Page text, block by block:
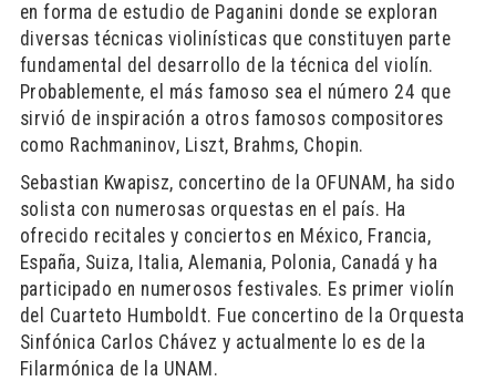
en forma de estudio de Paganini donde se exploran
diversas técnicas violinísticas que constituyen parte
fundamental del desarrollo de la técnica del violín.
Probablemente, el más famoso sea el número 24 que
sirvió de inspiración a otros famosos compositores
como Rachmaninov, Liszt, Brahms, Chopin.
Sebastian Kwapisz, concertino de la OFUNAM, ha sido
solista con numerosas orquestas en el país. Ha
ofrecido recitales y conciertos en México, Francia,
España, Suiza, Italia, Alemania, Polonia, Canadá y ha
participado en numerosos festivales. Es primer violín
del Cuarteto Humboldt. Fue concertino de la Orquesta
Sinfónica Carlos Chávez y actualmente lo es de la
Filarmónica de la UNAM.